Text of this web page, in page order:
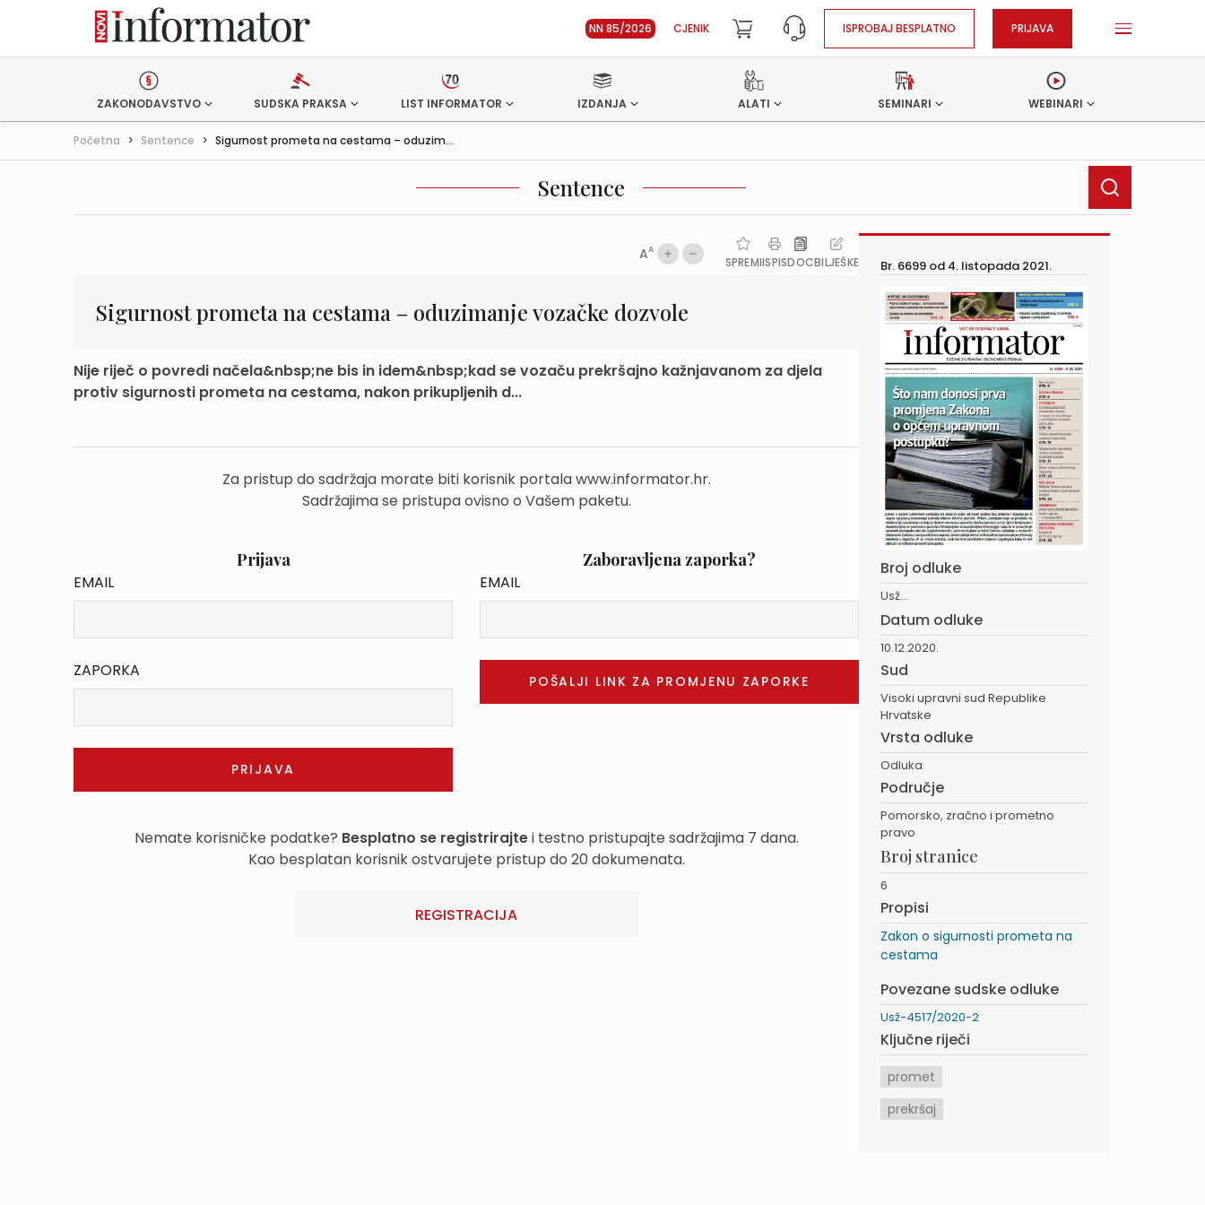
NN 85/2026 CJENIK ISPROBAJ BESPLATNO PRIJAVA
ZAKONODAVSTVO SUDSKA PRAKSA LIST INFORMATOR IZDANJA ALATI SEMINARI WEBINARI
Početna > Sentence > Sigurnost prometa na cestama – oduzim...
Sentence
AA
SPREMIISPISDOCBILJEŠKE
Sigurnost prometa na cestama – oduzimanje vozačke dozvole
Nije riječ o povredi načela&nbsp;ne bis in idem&nbsp;kad se vozaču prekršajno kažnjavanom za djela
protiv sigurnosti prometa na cestama, nakon prikupljenih d...
Za pristup do sadržaja morate biti korisnik portala www.informator.hr.
Sadržajima se pristupa ovisno o Vašem paketu.
Prijava
EMAIL
ZAPORKA
Zaboravljena zaporka?
EMAIL
Nemate korisničke podatke? Besplatno se registrirajtei testno pristupajte sadržajima 7 dana.
Kao besplatan korisnik ostvarujete pristup do 20 dokumenata.
REGISTRACIJA
Br. 6699 od 4. listopada 2021.
Broj odluke
Usž...
Datum odluke
10.12.2020.
Sud
Visoki upravni sud Republike
Hrvatske
Vrsta odluke
Odluka
Područje
Pomorsko, zračno i prometno
pravo
Broj stranice
6
Propisi
Zakon o sigurnosti prometa na
cestama
Povezane sudske odluke
Usž-4517/2020-2
Ključne riječi
promet
prekršaj